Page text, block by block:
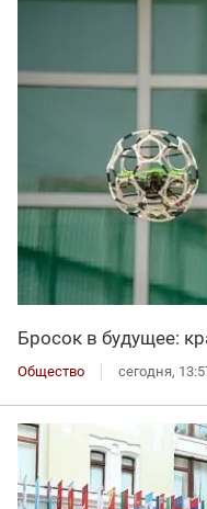
Бросок в будущее:
Общество сегодня,